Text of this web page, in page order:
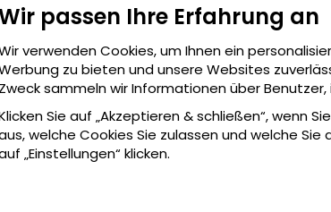
passen Ihre Erfahrung an
verwenden Cookies, um Ihnen ein
zu bieten und unsere Websites
Zweck sammeln wir Informationen über
Sie auf „Akzeptieren & schließen“, wenn
welche Cookies Sie zulassen und welche
„Einstellungen“ klicken.